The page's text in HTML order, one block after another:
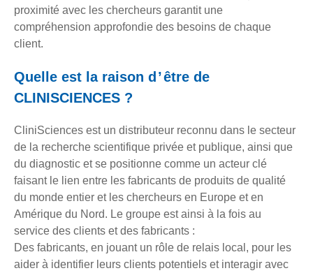
proximité avec les chercheurs garantit une
compréhension approfondie des besoins de chaque
client.
Quelle est la raison d ’ être de
CLINISCIENCES ?
CliniSciences est un distributeur reconnu dans le secteur
de la recherche scientifique privée et publique, ainsi que
du diagnostic et se positionne comme un acteur clé
faisant le lien entre les fabricants de produits de qualité
du monde entier et les chercheurs en Europe et en
Amérique du Nord. Le groupe est ainsi à la fois au
service des clients et des fabricants :
Des fabricants, en jouant un rôle de relais local, pour les
aider à identifier leurs clients potentiels et interagir avec